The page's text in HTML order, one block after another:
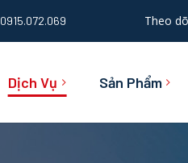
0915.072.069 Theo
Dịch Vụ Sản Phẩm